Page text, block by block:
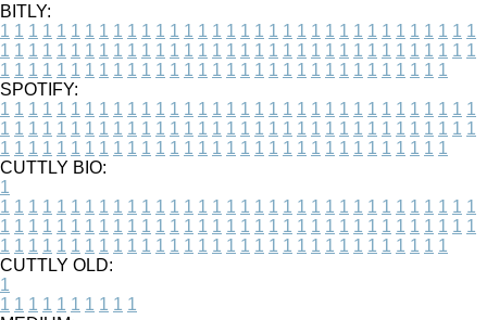
BITLY:
1 1 1 1 1 1 1 1 1 1 1 1 1 1 1 1 1 1 1 1 1 1 1 1 1 1 1 1 1 1 1 1 1 1
1 1 1 1 1 1 1 1 1 1 1 1 1 1 1 1 1 1 1 1 1 1 1 1 1 1 1 1 1 1 1 1 1 1
1 1 1 1 1 1 1 1 1 1 1 1 1 1 1 1 1 1 1 1 1 1 1 1 1 1 1 1 1 1 1 1
SPOTIFY:
1 1 1 1 1 1 1 1 1 1 1 1 1 1 1 1 1 1 1 1 1 1 1 1 1 1 1 1 1 1 1 1 1 1
1 1 1 1 1 1 1 1 1 1 1 1 1 1 1 1 1 1 1 1 1 1 1 1 1 1 1 1 1 1 1 1 1 1
1 1 1 1 1 1 1 1 1 1 1 1 1 1 1 1 1 1 1 1 1 1 1 1 1 1 1 1 1 1 1 1
CUTTLY BIO:
1
1 1 1 1 1 1 1 1 1 1 1 1 1 1 1 1 1 1 1 1 1 1 1 1 1 1 1 1 1 1 1 1 1 1
1 1 1 1 1 1 1 1 1 1 1 1 1 1 1 1 1 1 1 1 1 1 1 1 1 1 1 1 1 1 1 1 1 1
1 1 1 1 1 1 1 1 1 1 1 1 1 1 1 1 1 1 1 1 1 1 1 1 1 1 1 1 1 1 1 1
CUTTLY OLD:
1
1 1 1 1 1 1 1 1 1 1